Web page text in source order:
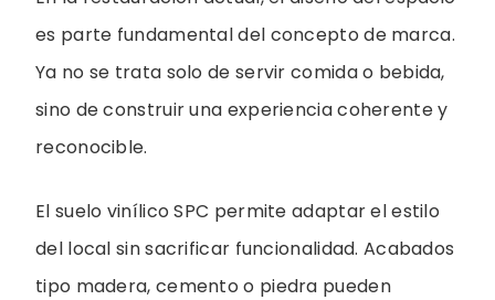
es parte fundamental del concepto de marca.
Ya no se trata solo de servir comida o bebida,
sino de construir una experiencia coherente y
reconocible.
El suelo vinílico SPC permite adaptar el estilo
del local sin sacrificar funcionalidad. Acabados
tipo madera, cemento o piedra pueden